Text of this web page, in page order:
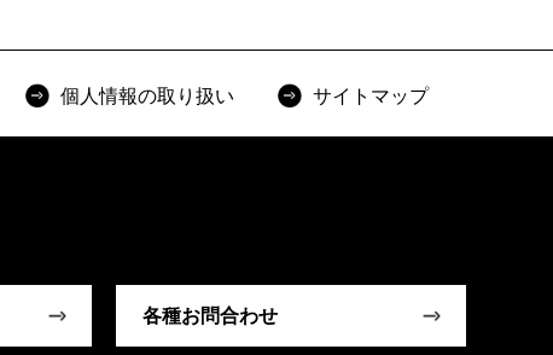
個人情報の取り扱い サイトマップ
各種お問合わせ